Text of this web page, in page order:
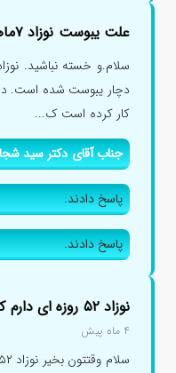
علت یبوست نوزاد ۷ماهه و درمان ان؟
سلام.و خسته نباشید.
دچار یبوست شده است.
کار کرده است ک...
جناب آقای دکتر سید
پاسخ دادند.
پاسخ دادند.
نوزاد ۵۲ روزه ای دارم که ۵ روزه شکمش کار نکرده؟
۴ ماه پیش